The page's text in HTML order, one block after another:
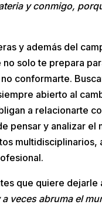
y conmigo,
y además del
solo te prepara
conformarte.
abierto al
a relacionarte
pensar y analizar el
multidisciplinarios,
que quiere dejarle
veces abruma el